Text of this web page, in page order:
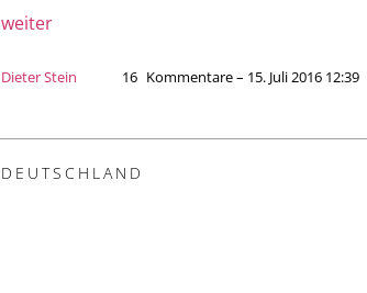
weiter
Dieter Stein 16 Kommentare – 15. Juli 2016 12:39
DEUTSCHLAND